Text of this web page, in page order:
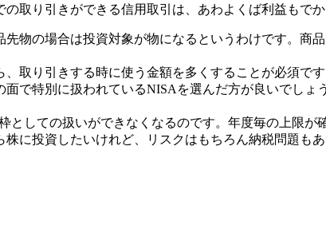
取り引きができる信用取引は、あわよくば利益もで
物の場合は投資対象が物になるというわけです。
取り引きする時に使う金額を多くすることが必須で
で特別に扱われているNISAを選んだ方が良いでし
としての扱いができなくなるのです。年度毎の上限が
株に投資したいけれど、リスクはもちろん納税問題